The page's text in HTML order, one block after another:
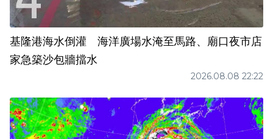
基隆港海水倒灌 海洋廣場水淹至馬路、廟口夜市店
家急築沙包牆擋水
2026.08.08 22:22